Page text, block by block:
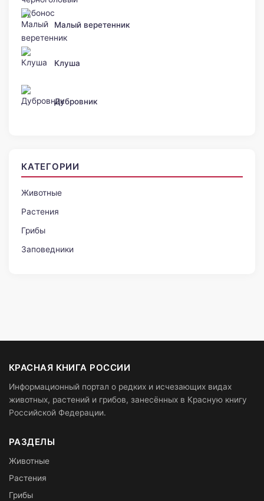
Малый веретенник
Клуша
Дубровник
КАТЕГОРИИ
Животные
Растения
Грибы
Заповедники
КРАСНАЯ КНИГА РОССИИ
Информационный портал о редких и исчезающих видах
животных, растений и грибов, занесённых в Красную книгу
Российской Федерации.
РАЗДЕЛЫ
Животные
Растения
Грибы